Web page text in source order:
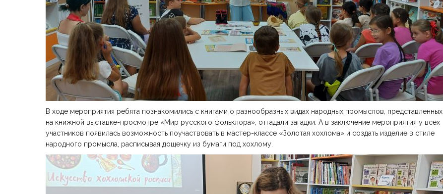
В ходе мероприятия ребята познакомились с книгами о разнообразных видах народных промыслов, представленных
на книжной выставке-просмотре «Мир русского фольклора», отгадали загадки. А в заключение мероприятия у всех
участников появилась возможность поучаствовать в мастер-классе «Золотая хохлома» и создать изделие в стиле
народного промысла, расписывая дощечку из бумаги под хохлому.